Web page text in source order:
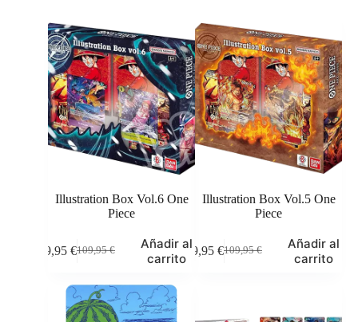
Illustration Box Vol.6 One
Piece
109,95€
El
original
era:
109,95 €.
99,95 €El
actual
es:
99,95 €.
Añadir al
carrito
Illustration Box Vol.5 One
Piece
109,95€
El
109,95 €.
99,95 €El
99,95 €.
Añadir al
carrito